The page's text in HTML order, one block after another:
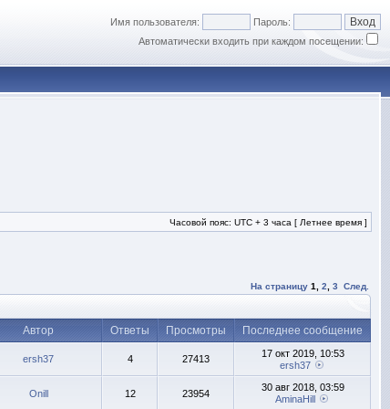
Имя пользователя:
Пароль:
Автоматически входить при каждом посещении:
Часовой пояс: UTC + 3 часа [ Летнее время ]
На страницу 1 2 3 След.
Автор Ответы Просмотры Последнее сообщение
ersh37 4 27413
17 окт 2019, 10:53
ersh37
Onill 12 23954
30 авг 2018, 03:59
AminaHill